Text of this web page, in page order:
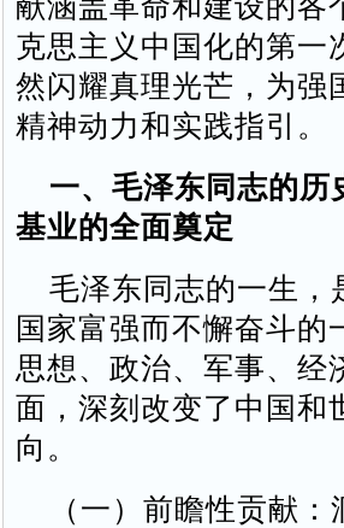
克思主义中国化的第一
然闪耀真理光芒，为强
精神动力和实践指引。
一、毛泽东同志的历
基业的全面奠定
毛泽东同志的一生，
国家富强而不懈奋斗的
思想、政治、军事、经
面，深刻改变了中国和
向。
（一）前瞻性贡献：